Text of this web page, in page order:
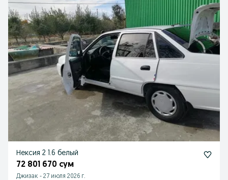
Нексия 2 1.6 белый
72 801 670 сум
Джизак - 27 июля 2026 г.